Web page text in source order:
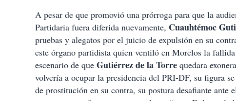
m
p
a
r
t
r
A pesar de que promovió una prórroga para que la
Partidaria fuera diferida nuevamente, Cuauhtémoc
pruebas y alegatos por el juicio de expulsión en su
este órgano partidista quien ventiló en Morelos la
escenario de que Gutiérrez de la Torre quedara
volvería a ocupar la presidencia del PRI-DF, su figura
de prostitución en su contra, su postura desafiante ante